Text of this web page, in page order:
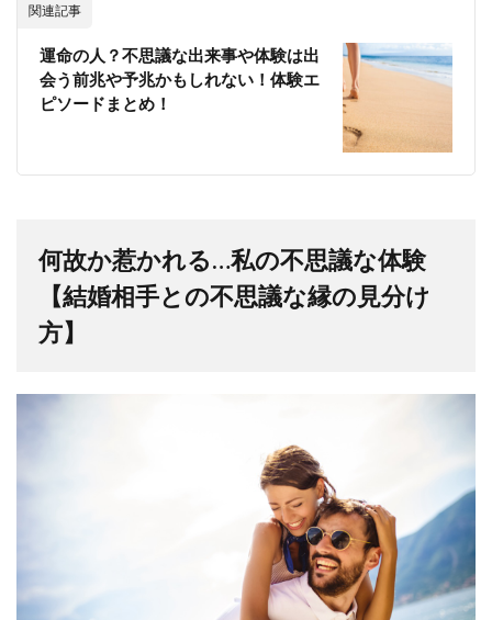
関連記事
運命の人？不思議な出来事や体験は出
会う前兆や予兆かもしれない！体験エ
ピソードまとめ！
何故か惹かれる…私の不思議な体験
【結婚相手との不思議な縁の見分け
方】